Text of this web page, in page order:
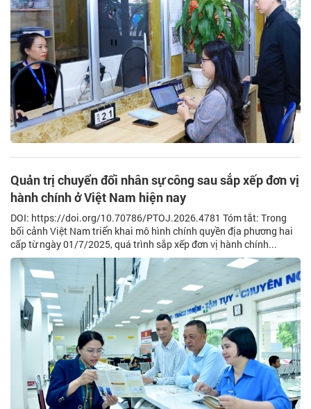
Quản trị chuyển đổi nhân sự công sau sắp xếp đơn vị
hành chính ở Việt Nam hiện nay
DOI: https://doi.org/10.70786/PTOJ.2026.4781 Tóm tắt: Trong
bối cảnh Việt Nam triển khai mô hình chính quyền địa phương hai
cấp từ ngày 01/7/2025, quá trình sắp xếp đơn vị hành chính...